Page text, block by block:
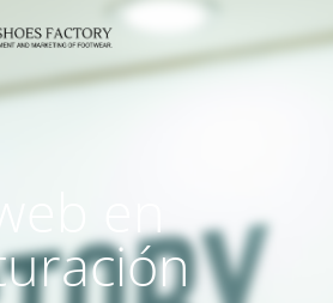
en